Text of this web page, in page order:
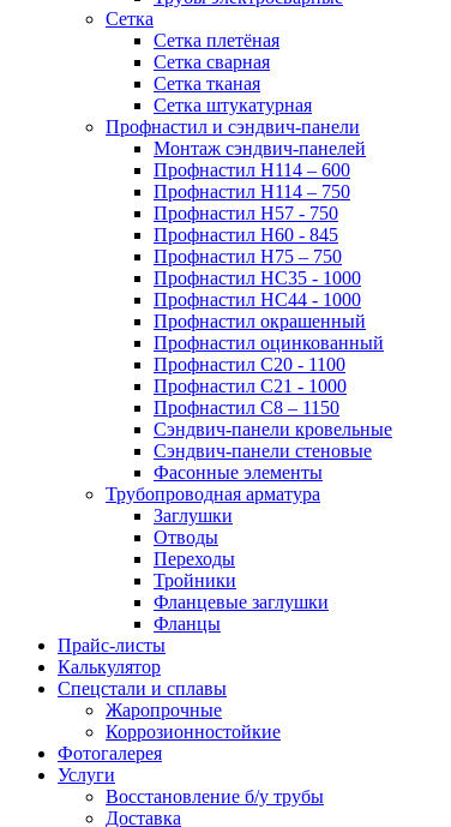
Сетка
Сетка плетёная
Сетка сварная
Сетка тканая
Сетка штукатурная
Профнастил и сэндвич-панели
Монтаж сэндвич-панелей
Профнастил Н114 – 600
Профнастил Н114 – 750
Профнастил Н57 - 750
Профнастил Н60 - 845
Профнастил Н75 – 750
Профнастил НС35 - 1000
Профнастил НС44 - 1000
Профнастил окрашенный
Профнастил оцинкованный
Профнастил С20 - 1100
Профнастил С21 - 1000
Профнастил С8 – 1150
Сэндвич-панели кровельные
Сэндвич-панели стеновые
Фасонные элементы
Трубопроводная арматура
Заглушки
Отводы
Переходы
Тройники
Фланцевые заглушки
Фланцы
Прайс-листы
Калькулятор
Спецстали и сплавы
Жаропрочные
Коррозионностойкие
Фотогалерея
Услуги
Восстановление б/у трубы
Доставка